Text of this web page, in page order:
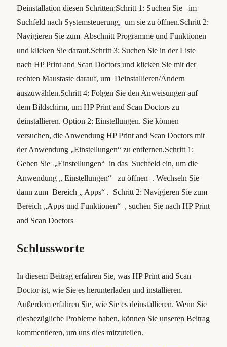
Deinstallation diesen Schritten:Schritt 1: Suchen Sie im
Suchfeld nach Systemsteuerung, um sie zu öffnen.Schritt 2:
Navigieren Sie zum Abschnitt Programme und Funktionen
und klicken Sie darauf.Schritt 3: Suchen Sie in der Liste
nach HP Print and Scan Doctors und klicken Sie mit der
rechten Maustaste darauf, um Deinstallieren/Ändern
auszuwählen.Schritt 4: Folgen Sie den Anweisungen auf
dem Bildschirm, um HP Print and Scan Doctors zu
deinstallieren. Option 2: Einstellungen. Sie können
versuchen, die Anwendung HP Print and Scan Doctors mit
der Anwendung „Einstellungen“ zu entfernen.Schritt 1:
Geben Sie „Einstellungen“ in das Suchfeld ein, um die
Anwendung „ Einstellungen“ zu öffnen . Wechseln Sie
dann zum Bereich „ Apps“ . Schritt 2: Navigieren Sie zum
Bereich „Apps und Funktionen“ , suchen Sie nach HP Print
and Scan Doctors
Schlussworte
In diesem Beitrag erfahren Sie, was HP Print and Scan
Doctor ist, wie Sie es herunterladen und installieren.
Außerdem erfahren Sie, wie Sie es deinstallieren. Wenn Sie
diesbezügliche Probleme haben, können Sie unseren Beitrag
kommentieren, um uns dies mitzuteilen.